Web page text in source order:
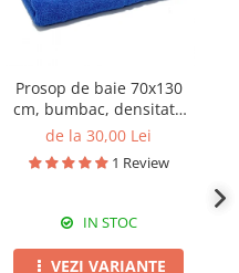
Prosop de baie 70x130
cm, bumbac, densitate
500 g/mp
de la 30,00 Lei
1 Review
IN STOC
VEZI VARIANTE